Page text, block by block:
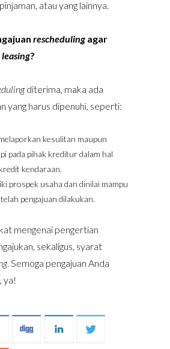
atau yang lainnya.
reschedulingagar
leasing?
diterima, maka ada
yang harus dipenuhi, seperti:
kesulitan maupun
pada pihak kreditur dalam hal
kendaraan.
prospek usaha dan dinilai mampu
pengajuan dilakukan.
mengenai pengertian
sekaligus, syarat
. Semoga pengajuan Anda
, ya!